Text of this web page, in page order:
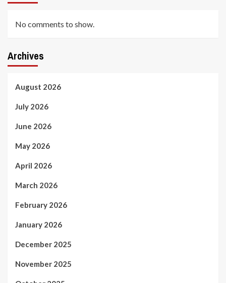
No comments to show.
Archives
August 2026
July 2026
June 2026
May 2026
April 2026
March 2026
February 2026
January 2026
December 2025
November 2025